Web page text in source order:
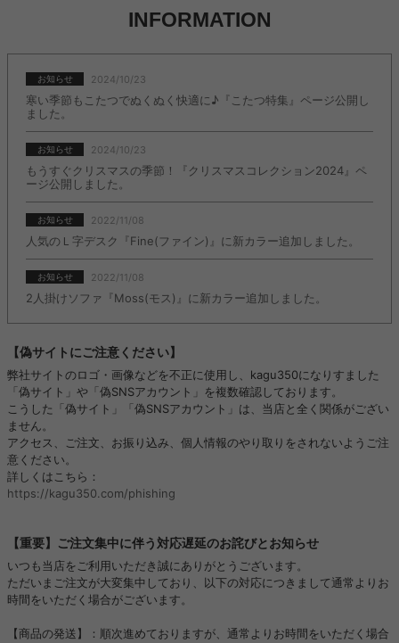
INFORMATION
お知らせ 2024/10/23
寒い季節もこたつでぬくぬく快適に♪『こたつ特集』ページ公開し
ました。
お知らせ 2024/10/23
もうすぐクリスマスの季節！『クリスマスコレクション2024』ペ
ージ公開しました。
お知らせ 2022/11/08
人気のＬ字デスク『Fine(ファイン)』に新カラー追加しました。
お知らせ 2022/11/08
2人掛けソファ『Moss(モス)』に新カラー追加しました。
【偽サイトにご注意ください】
弊社サイトのロゴ・画像などを不正に使用し、kagu350になりすました
「偽サイト」や「偽SNSアカウント」を複数確認しております。
こうした「偽サイト」「偽SNSアカウント」は、当店と全く関係がござい
ません。
アクセス、ご注文、お振り込み、個人情報のやり取りをされないようご注
意ください。
詳しくはこちら：
https://kagu350.com/phishing
【重要】ご注文集中に伴う対応遅延のお詫びとお知らせ
いつも当店をご利用いただき誠にありがとうございます。
ただいまご注文が大変集中しており、以下の対応につきまして通常よりお
時間をいただく場合がございます。
【商品の発送】：順次進めておりますが、通常よりお時間をいただく場合